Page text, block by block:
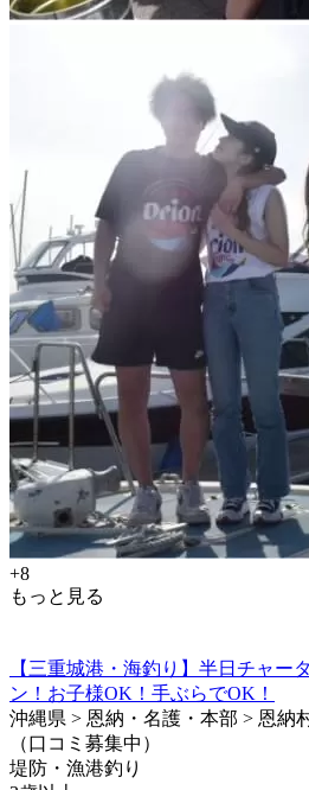
+8
もっと見る
【三重城港・海釣り】半日チャー
ン！お子様OK！手ぶらでOK！
沖縄県 > 恩納・名護・本部 > 恩納
（口コミ募集中）
堤防・漁港釣り